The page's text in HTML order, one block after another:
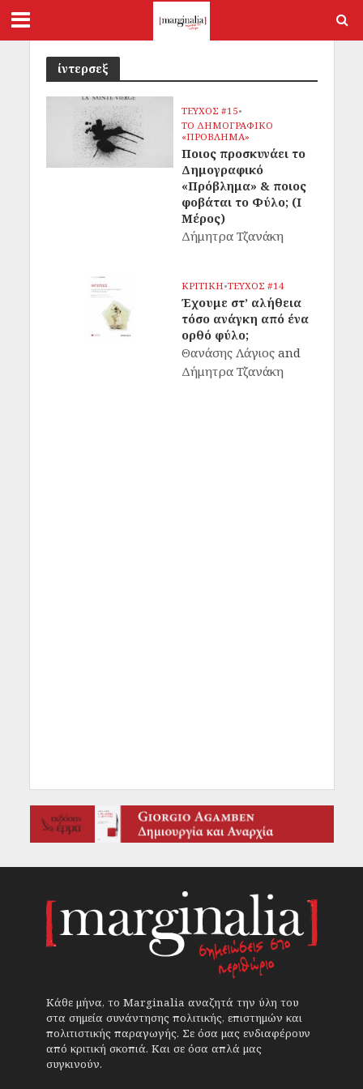
ίντερσεξ
ΤΕΥΧΟΣ #15•
ΤΟ ΔΗΜΟΓΡΑΦΙΚΟ
«ΠΡΟΒΛΗΜΑ»
Ποιος προσκυνάει το
Δημογραφικό
«Πρόβλημα» & ποιος
φοβάται το Φύλο; (Ι
Μέρος)
Δήμητρα Τζανάκη
ΚΡΙΤΙΚΗ•ΤΕΥΧΟΣ #14
Έχουμε στ’ αλήθεια
τόσο ανάγκη από ένα
ορθό φύλο;
Θανάσης Λάγιος and
Δήμητρα Τζανάκη
Κάθε μήνα, το Marginalia αναζητά την ύλη του
στα σημεία συνάντησης πολιτικής, επιστημών και
πολιτιστικής παραγωγής. Σε όσα μας ενδιαφέρουν
από κριτική σκοπιά. Και σε όσα απλά μας
συγκινούν.